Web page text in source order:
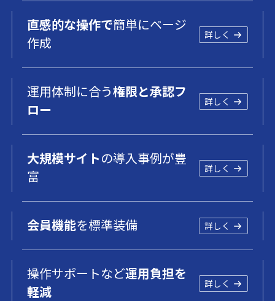
直感的な操作で簡単にページ
作成
詳しく
運用体制に合う権限と承認フ
ロー
詳しく
大規模サイト の導入事例が豊
富
詳しく
会員機能を標準装備 詳しく
操作サポートなど運用負担を
軽減
詳しく